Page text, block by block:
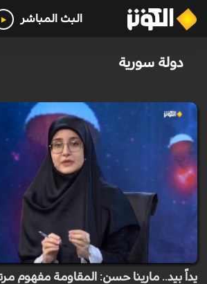
البث المباشر
دولة سورية
يداً بيد.. مارينا حسن: المقاومة مفهوم